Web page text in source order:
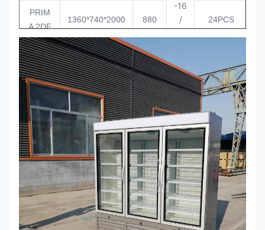
-16
/
PRIM
A 2DF
1360*740*2000 880 24PCS
PRIM
A 3DF
2040*740*2000
1380
년
PRIM
A 1DR
680*740*2000 400
0 /
+6
48PCS
PRIM
A 2DR
1360*740*2000 880 24PCS
PRIM
A 3DR
2040*740*2000
1380
년
16PCS